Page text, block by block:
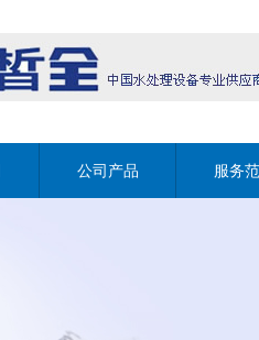
公司产品 服务